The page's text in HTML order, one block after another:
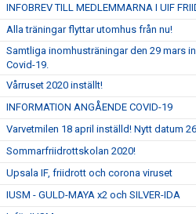
INFOBREV TILL MEDLEMMARNA I UIF
Alla träningar flyttar utomhus från nu!
Samtliga inomhusträningar den 29 mars
Covid-19.
Vårruset 2020 inställt!
INFORMATION ANGÅENDE COVID-19
Varvetmilen 18 april inställd! Nytt datum
Sommarfriidrottskolan 2020!
Upsala IF, friidrott och corona viruset
IUSM - GULD-MAYA x2 och SILVER-IDA